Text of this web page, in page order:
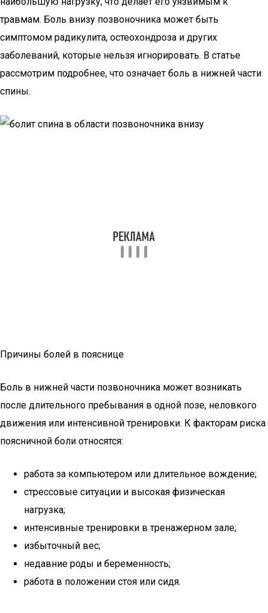
травмам. Боль внизу позвоночника может быть
симптомом радикулита, остеохондроза и других
заболеваний, которые нельзя игнорировать. В статье
рассмотрим подробнее, что означает боль в нижней части
спины.
Причины болей в пояснице
Боль в нижней части позвоночника может возникать
после длительного пребывания в одной позе, неловкого
движения или интенсивной тренировки. К факторам риска
поясничной боли относятся:
работа за компьютером или длительное вождение;
стрессовые ситуации и высокая физическая
нагрузка;
интенсивные тренировки в тренажерном зале;
избыточный вес;
недавние роды и беременность;
работа в положении стоя или сидя.